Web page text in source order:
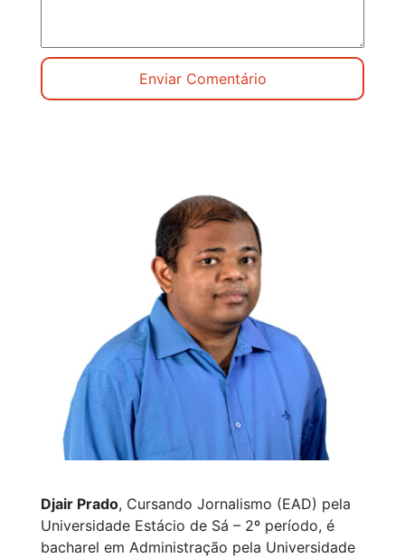
Djair Prado, Cursando Jornalismo (EAD) pela
Universidade Estácio de Sá – 2º período, é
bacharel em Administração pela Universidade